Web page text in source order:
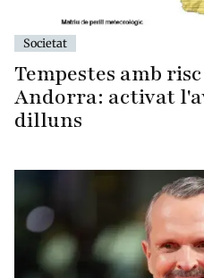
Societat
Tempestes amb
Andorra: activat
dilluns